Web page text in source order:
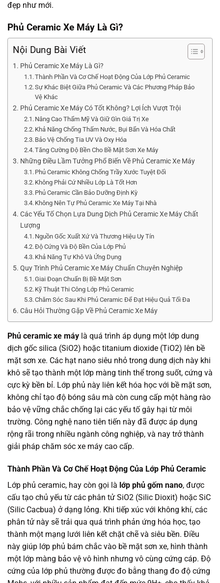
đẹp như mới.
Phủ Ceramic Xe Máy Là Gì?
Nội Dung Bài Viết
Phủ Ceramic Xe Máy Là Gì?
Thành Phần Và Cơ Chế Hoạt Động Của Lớp Phủ Ceramic
Sự Khác Biệt Giữa Phủ Ceramic Và Các Phương Pháp Bảo
Vệ Khác
Phủ Ceramic Xe Máy Có Tốt Không? Lợi Ích Vượt Trội
Nâng Cao Thẩm Mỹ Và Giữ Gìn Giá Trị Xe
Khả Năng Chống Thấm Nước, Bụi Bẩn Và Hóa Chất
Bảo Vệ Chống Tia UV Và Oxy Hóa
Tăng Cường Độ Bền Cho Bề Mặt Sơn Xe Máy
Những Điều Lầm Tưởng Phổ Biến Về Phủ Ceramic Xe Máy
Phủ Ceramic Không Chống Trầy Xước Tuyệt Đối
Không Phải Cứ Nhiều Lớp Là Tốt Hơn
Phủ Ceramic Cần Bảo Dưỡng Định Kỳ
Không Nên Tự Phủ Ceramic Xe Máy Tại Nhà
Các Yếu Tố Chọn Lựa Dung Dịch Phủ Ceramic Xe Máy Chất
Lượng
Nguồn Gốc Xuất Xứ Và Thương Hiệu Uy Tín
Độ Cứng Và Độ Bền Của Lớp Phủ
Khả Năng Tự Khô Và Ứng Dụng
Quy Trình Phủ Ceramic Xe Máy Chuẩn Chuyên Nghiệp
Giai Đoạn Chuẩn Bị Bề Mặt Sơn
Kỹ Thuật Thi Công Lớp Phủ Ceramic
Chăm Sóc Sau Khi Phủ Ceramic Để Đạt Hiệu Quả Tối Đa
Câu Hỏi Thường Gặp Về Phủ Ceramic Xe Máy
Phủ ceramic xe máy là quá trình áp dụng một lớp dung
dịch gốc silica (SiO2) hoặc titanium dioxide (TiO2) lên bề
mặt sơn xe. Các hạt nano siêu nhỏ trong dung dịch này khi
khô sẽ tạo thành một lớp màng tinh thể trong suốt, cứng và
cực kỳ bền bỉ. Lớp phủ này liên kết hóa học với bề mặt sơn,
không chỉ tạo độ bóng sâu mà còn cung cấp một hàng rào
bảo vệ vững chắc chống lại các yếu tố gây hại từ môi
trường. Công nghệ nano tiên tiến này đã được áp dụng
rộng rãi trong nhiều ngành công nghiệp, và nay trở thành
giải pháp chăm sóc xe máy cao cấp.
Thành Phần Và Cơ Chế Hoạt Động Của Lớp Phủ Ceramic
Lớp phủ ceramic, hay còn gọi là lớp phủ gốm nano, được
cấu tạo chủ yếu từ các phân tử SiO2 (Silic Dioxit) hoặc SiC
(Silic Cacbua) ở dạng lỏng. Khi tiếp xúc với không khí, các
phân tử này sẽ trải qua quá trình phản ứng hóa học, tạo
thành một mạng lưới liên kết chặt chẽ và siêu bền. Điều
này giúp lớp phủ bám chắc vào bề mặt sơn xe, hình thành
một lớp màng bảo vệ vô hình nhưng vô cùng cứng cáp. Độ
cứng của lớp phủ thường được đo bằng thang đo độ cứng